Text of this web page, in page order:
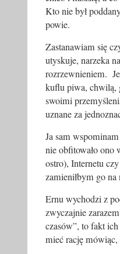
Kto nie był
powie.
Zastanawiam się
utyskuje, narzeka
rozrzewnieniem.
kuflu piwa, chwilą,
swoimi
uznane za
Ja sam
nie obfitowało ono
ostro), Internetu
zamieniłbym go na
Ernu wychodzi z
zwyczajnie
czasów”, to fakt
mieć rację mówiąc,